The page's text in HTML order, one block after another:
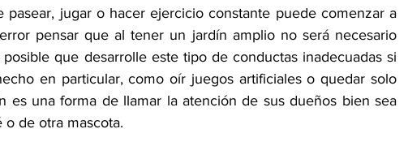
pasear, jugar o hacer ejercicio constante puede comenzar a
pensar que al tener un jardín amplio no será necesario
que desarrolle este tipo de conductas inadecuadas si
en particular, como oír juegos artificiales o quedar solo
es una forma de llamar la atención de sus dueños bien sea
o de otra mascota.